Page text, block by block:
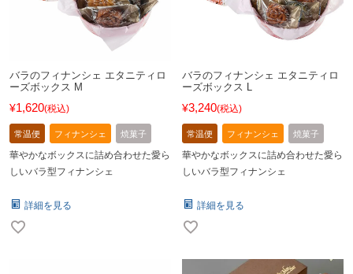
バラのフィナンシェ エタニティロ
ーズボックス M
¥1,620 税込
常温便 フィナンシェ 焼菓子
華やかなボックスに詰め合わせた愛ら
しいバラ型フィナンシェ
詳細を見る
バラのフィナンシェ エタニティロ
ーズボックス L
¥3,240 税込
常温便 フィナンシェ 焼菓子
華やかなボックスに詰め合わせた愛ら
しいバラ型フィナンシェ
詳細を見る